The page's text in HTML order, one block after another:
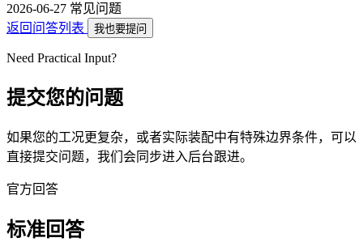
2026-06-27 常见问题
返回问答列表
我也要提问
Need Practical Input?
提交您的问题
如果您的工况更复杂，或者实际装配中有特殊边界条件，可以
直接提交问题，我们会同步进入后台跟进。
官方回答
标准回答